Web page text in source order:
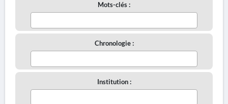
Mots-clés :
Chronologie :
Institution :